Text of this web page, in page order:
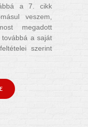
a 7. cikk
veszem,
megadott
a saját
feltételei szerint